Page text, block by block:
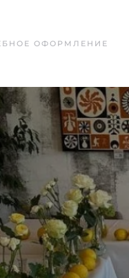
ОФОРМЛЕНИЕ